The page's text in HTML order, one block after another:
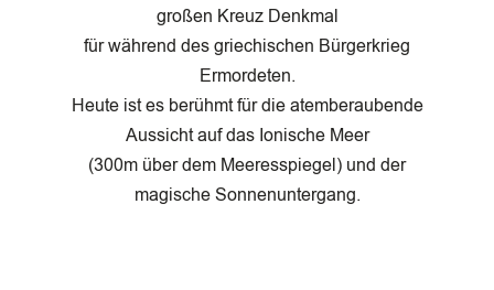
großen Kreuz Denkmal
für während des griechischen Bürgerkrieg
Ermordeten.
Heute ist es berühmt für die atemberaubende
Aussicht auf das Ionische Meer
(300m über dem Meeresspiegel) und der
magische Sonnenuntergang.